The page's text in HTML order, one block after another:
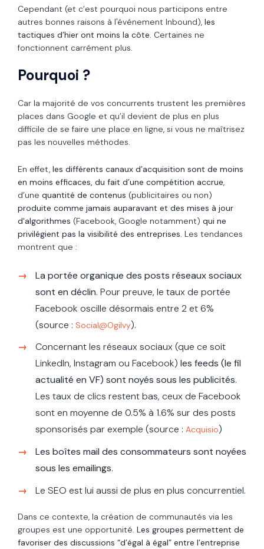
Cependant (et c’est pourquoi nous participons entre
autres bonnes raisons à l'événement Inbound), les
tactiques d’hier ont moins la côte. Certaines ne
fonctionnent carrément plus.
Pourquoi ?
Car la majorité de vos concurrents trustent les premières
places dans Google et qu’il devient de plus en plus
difficile de se faire une place en ligne, si vous ne maîtrisez
pas les nouvelles méthodes.
En effet, les différents canaux d’acquisition sont de moins
en moins efficaces, du fait d’une compétition accrue,
d’une quantité de contenus (publicitaires ou non)
produite comme jamais auparavant et des mises à jour
d'algorithmes (Facebook, Google notamment) qui ne
privilégient pas la visibilité des entreprises. Les tendances
montrent que :
La portée organique des posts réseaux sociaux
sont en déclin. Pour preuve, le taux de portée
Facebook oscille désormais entre 2 et 6%
(source : Social@Ogilvy).
Concernant les réseaux sociaux (que ce soit
LinkedIn, Instagram ou Facebook) les feeds (le fil
actualité en VF) sont noyés sous les publicités.
Les taux de clics restent bas, ceux de Facebook
sont en moyenne de 0.5% à 1.6% sur des posts
sponsorisés par exemple (source : Acquisio)
Les boîtes mail des consommateurs sont noyées
sous les emailings.
Le SEO est lui aussi de plus en plus concurrentiel.
Dans ce contexte, la création de communautés via les
groupes est une opportunité. Les groupes permettent de
favoriser des discussions “d’égal à égal” entre l’entreprise